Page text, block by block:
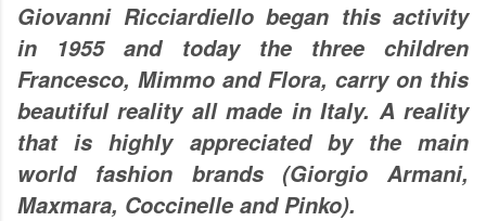
Giovanni Ricciardiello began this activity
in 1955 and today the three children
Francesco, Mimmo and Flora, carry on this
beautiful reality all made in Italy. A reality
that is highly appreciated by the main
world fashion brands (Giorgio Armani,
Maxmara, Coccinelle and Pinko).